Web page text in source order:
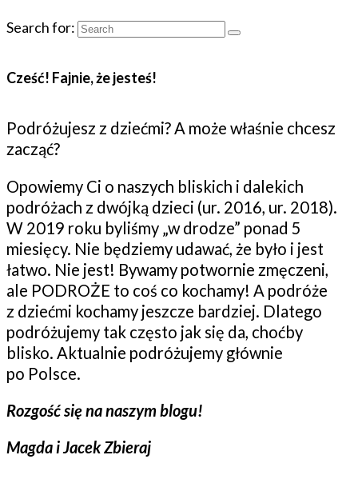
Search for:
Cześć! Fajnie, że jesteś!
Podróżujesz z dziećmi? A może właśnie chcesz
zacząć?
Opowiemy Ci o naszych bliskich i dalekich
podróżach z dwójką dzieci (ur. 2016, ur. 2018).
W 2019 roku byliśmy „w drodze” ponad 5
miesięcy. Nie będziemy udawać, że było i jest
łatwo. Nie jest! Bywamy potwornie zmęczeni,
ale PODROŻE to coś co kochamy! A podróże
z dziećmi kochamy jeszcze bardziej. Dlatego
podróżujemy tak często jak się da, choćby
blisko. Aktualnie podróżujemy głównie
po Polsce.
Rozgość się na naszym blogu!
Magda i Jacek Zbieraj